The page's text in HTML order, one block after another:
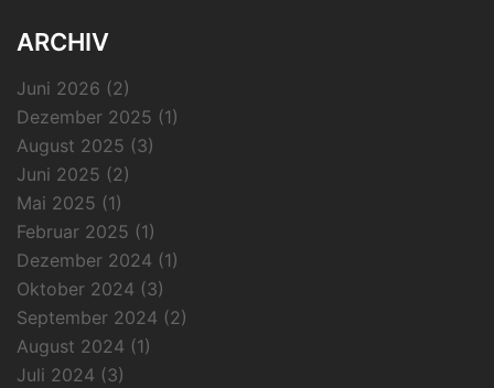
ARCHIV
Juni 2026 (2)
Dezember 2025 (1)
August 2025 (3)
Juni 2025 (2)
Mai 2025 (1)
Februar 2025 (1)
Dezember 2024 (1)
Oktober 2024 (3)
September 2024 (2)
August 2024 (1)
Juli 2024 (3)